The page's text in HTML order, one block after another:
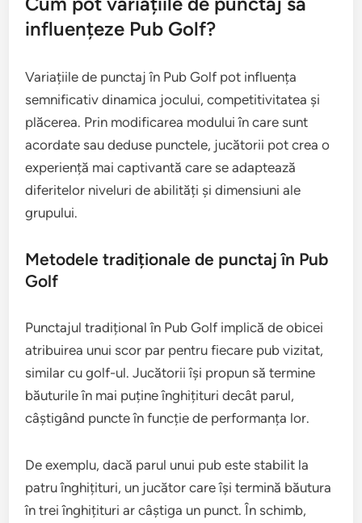
influențeze Pub Golf?
Variațiile de punctaj în Pub Golf pot influența
semnificativ dinamica jocului, competitivitatea și
plăcerea. Prin modificarea modului în care sunt
acordate sau deduse punctele, jucătorii pot crea o
experiență mai captivantă care se adaptează
diferitelor niveluri de abilități și dimensiuni ale
grupului.
Metodele tradiționale de punctaj în Pub
Golf
Punctajul tradițional în Pub Golf implică de obicei
atribuirea unui scor par pentru fiecare pub vizitat,
similar cu golf-ul. Jucătorii își propun să termine
băuturile în mai puține înghițituri decât parul,
câștigând puncte în funcție de performanța lor.
De exemplu, dacă parul unui pub este stabilit la
patru înghițituri, un jucător care își termină băutura
în trei înghițituri ar câștiga un punct. În schimb,